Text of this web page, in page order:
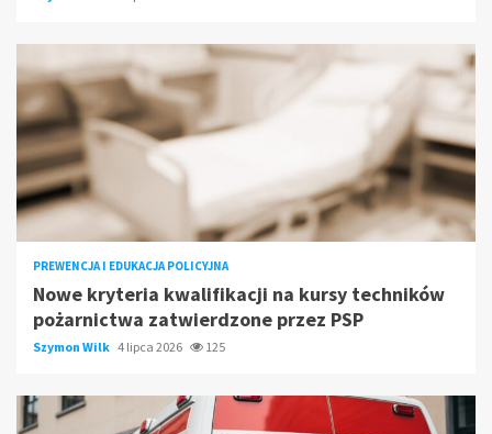
PREWENCJA I EDUKACJA POLICYJNA
Nowe kryteria kwalifikacji na kursy techników
pożarnictwa zatwierdzone przez PSP
Szymon Wilk 4 lipca 2026 125